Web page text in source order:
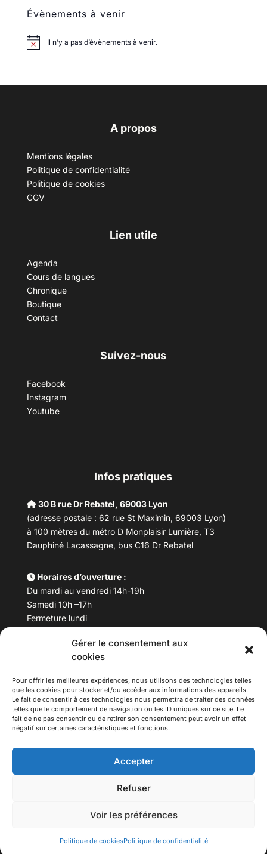
Gérer le consentement aux
cookies
Pour offrir les meilleures expériences, nous utilisons des technologies telles
que les cookies pour stocker et/ou accéder aux informations des appareils.
Le fait de consentir à ces technologies nous permettra de traiter des données
telles que le comportement de navigation ou les ID uniques sur ce site. Le
fait de ne pas consentir ou de retirer son consentement peut avoir un effet
négatif sur certaines caractéristiques et fonctions.
Accepter
Refuser
Voir les préférences
Politique de cookiesPolitique de confidentialité
Évènements à venir
Il n’y a pas d’évènements à venir.
A propos
Mentions légales
Politique de confidentialité
Politique de cookies
CGV
Lien utile
Agenda
Cours de langues
Chronique
Boutique
Contact
Suivez-nous
Facebook
Instagram
Youtube
Infos pratiques
30 B rue Dr Rebatel, 69003 Lyon
(adresse postale : 62 rue St Maximin, 69003 Lyon)
à 100 mètres du métro D Monplaisir Lumière, T3
Dauphiné Lacassagne, bus C16 Dr Rebatel
Horaires d’ouverture :
Du mardi au vendredi 14h-19h
Samedi 10h –17h
Fermeture lundi
Téléphone : 04 78 53 06 40
maisondesculturesasiatiques@asiexpo.com
Tous droits réservés.